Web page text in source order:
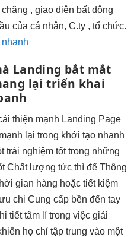
, giao diện bất động
của cá nhân, C.ty , tổ chức.
Landing bắt mắt
lạitriển khai
thiện mạnh Landing Page
lại trong khởi tạo nhanh
trải nghiệm tốttrong những
Chất lượng tức thì để Thông
gian hàng hoặc tiết kiệm
chi Cung cấp bền đến tay
tiết tâm lí trong việc giải
họ chỉ tập trung vào một